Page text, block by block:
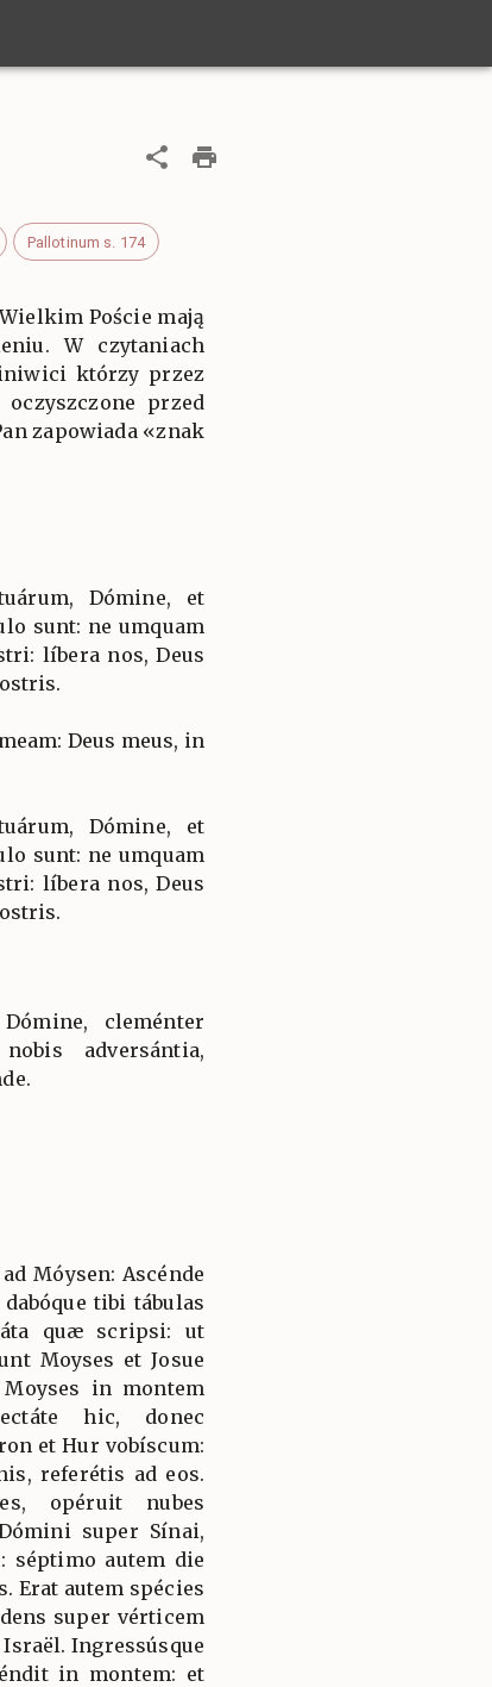
Pallotinum s. 174
Poście mają
W czytaniach
którzy przez
przed
zapowiada «znak
Dómine, et
sunt: ne umquam
líbera nos, Deus
Deus meus, in
Dómine, et
sunt: ne umquam
líbera nos, Deus
cleménter
adversántia,
Móysen: Ascénde
tibi tábulas
quæ scripsi: ut
Moyses et Josue
in montem
hic, donec
et Hur vobíscum:
referétis ad eos.
opéruit nubes
super Sínai,
séptimo autem die
Erat autem spécies
super vérticem
Ingressúsque
in montem: et